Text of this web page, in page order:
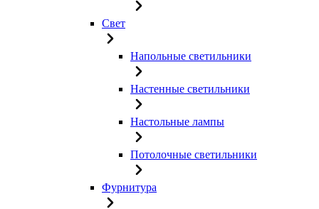
Свет
Напольные светильники
Настенные светильники
Настольные лампы
Потолочные светильники
Фурнитура